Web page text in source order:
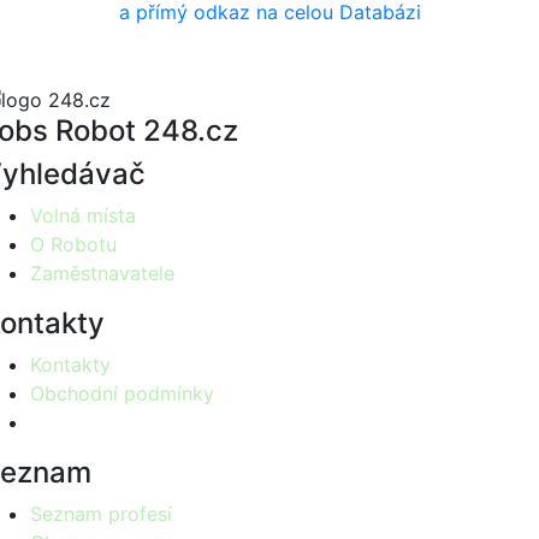
a přímý odkaz na celou Databázi
Robot 248.cz
Volná místa
O Robotu
Zaměstnavatele
Kontakty
Obchodní podmínky
Seznam profesí